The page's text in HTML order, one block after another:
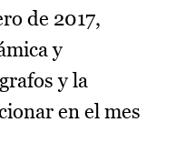
de 2017,
y
y la
en el mes